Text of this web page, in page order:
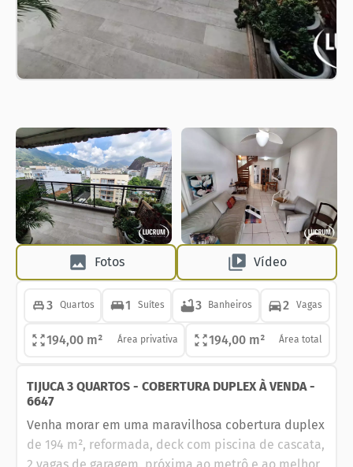
Fotos Vídeo
3 Quartos 1 Suítes 3 Banheiros 2 Vagas
194,00 m² Área privativa 194,00 m² Área total
TIJUCA 3 QUARTOS - COBERTURA DUPLEX À VENDA -
6647
Venha morar em uma maravilhosa cobertura duplex
de 194 m², reformada, deck com piscina de cascata,
2 vagas de garagem, próxima ao metrô e ao melhor